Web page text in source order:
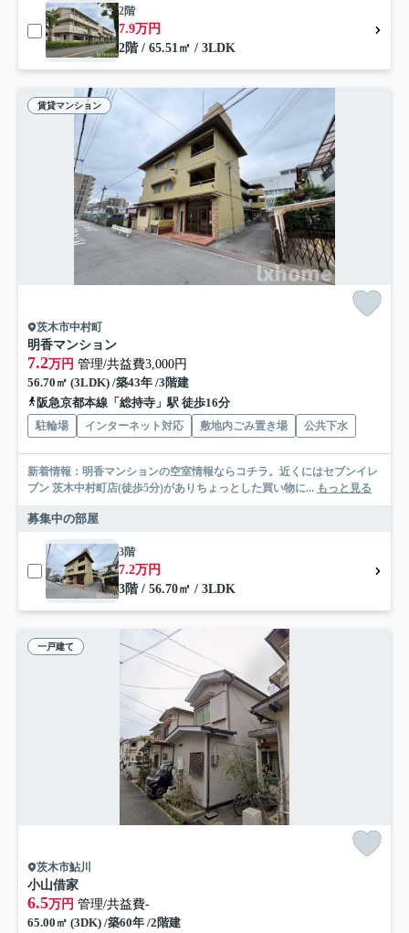
2階
7.9万円
2階 / 65.51㎡ / 3LDK
賃貸マンション
茨木市中村町
明香マンション
7.2万円 管理/共益費3,000円
56.70㎡ (3LDK) /築43年 /3階建
阪急京都本線「総持寺」駅 徒歩16分
駐輪場 インターネット対応 敷地内ごみ置き場 公共下水
新着情報：明香マンションの空室情報ならコチラ。近くにはセブンイレ
ブン 茨木中村町店(徒歩5分)がありちょっとした買い物に... もっと見る
募集中の部屋
3階
7.2万円
3階 / 56.70㎡ / 3LDK
一戸建て
茨木市鮎川
小山借家
6.5万円 管理/共益費-
65.00㎡ (3DK) /築60年 /2階建